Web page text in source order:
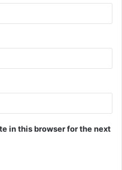
in this browser for the next